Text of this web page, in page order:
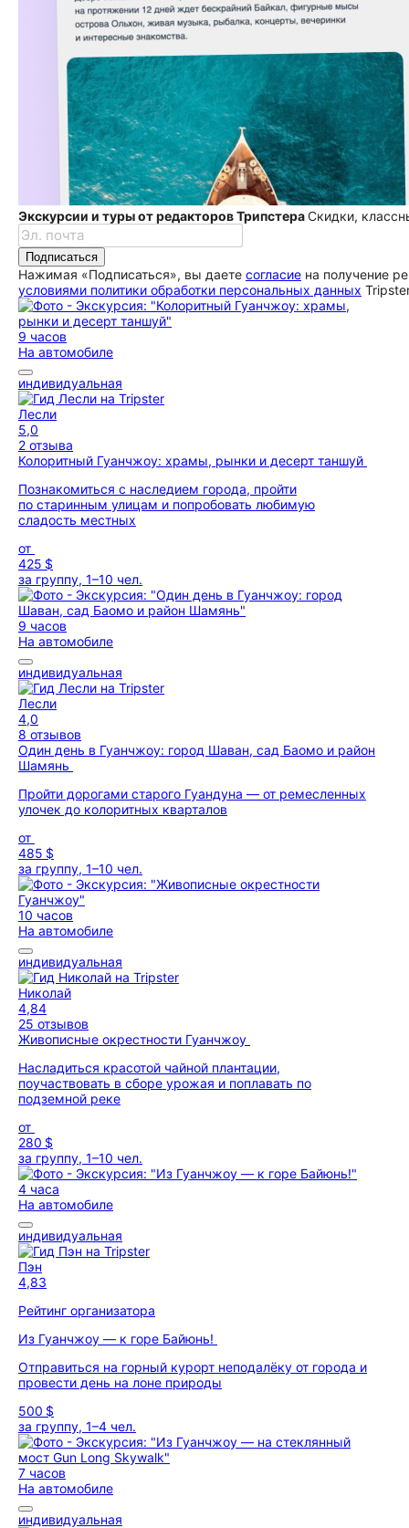
Экскурсии и туры от редакторов ТрипстераСкидки,
Подписаться
Нажимая «Подписаться», вы даете согласие на получение
условиями политики обработки персональных данных
9 часов
На автомобиле
индивидуальная
Лесли
5,0
2 отзыва
Колоритный Гуанчжоу: храмы, рынки и десерт таншуй
Познакомиться с наследием города, пройти
по старинным улицам и попробовать любимую
сладость местных
от
425 $
за группу, 1–10 чел.
9 часов
На автомобиле
индивидуальная
Лесли
4,0
8 отзывов
Один день в Гуанчжоу: город Шаван, сад Баомо и район
Шамянь
Пройти дорогами старого Гуандуна — от ремесленных
улочек до колоритных кварталов
от
485 $
за группу, 1–10 чел.
10 часов
На автомобиле
индивидуальная
Николай
4,84
25 отзывов
Живописные окрестности Гуанчжоу
Насладиться красотой чайной плантации,
поучаствовать в сборе урожая и поплавать по
подземной реке
от
280 $
за группу, 1–10 чел.
4 часа
На автомобиле
индивидуальная
Пэн
4,83
Рейтинг организатора
Из Гуанчжоу — к горе Байюнь!
Отправиться на горный курорт неподалёку от города и
провести день на лоне природы
500 $
за группу, 1–4 чел.
7 часов
На автомобиле
индивидуальная